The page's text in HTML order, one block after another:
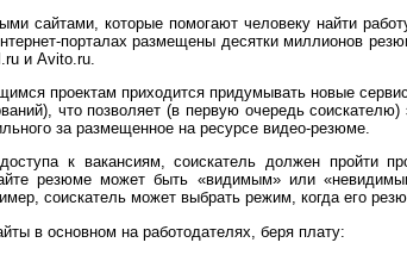
сайтами, которые помогают человеку найти
порталах размещены десятки миллионов
и Avito.ru.
проектам приходится придумывать новые
что позволяет (в первую очередь
за размещенное на ресурсе видео-резюме.
к вакансиям, соискатель должен пройти
резюме может быть «видимым» или
соискатель может выбрать режим, когда его
в основном на работодателях, беря плату: